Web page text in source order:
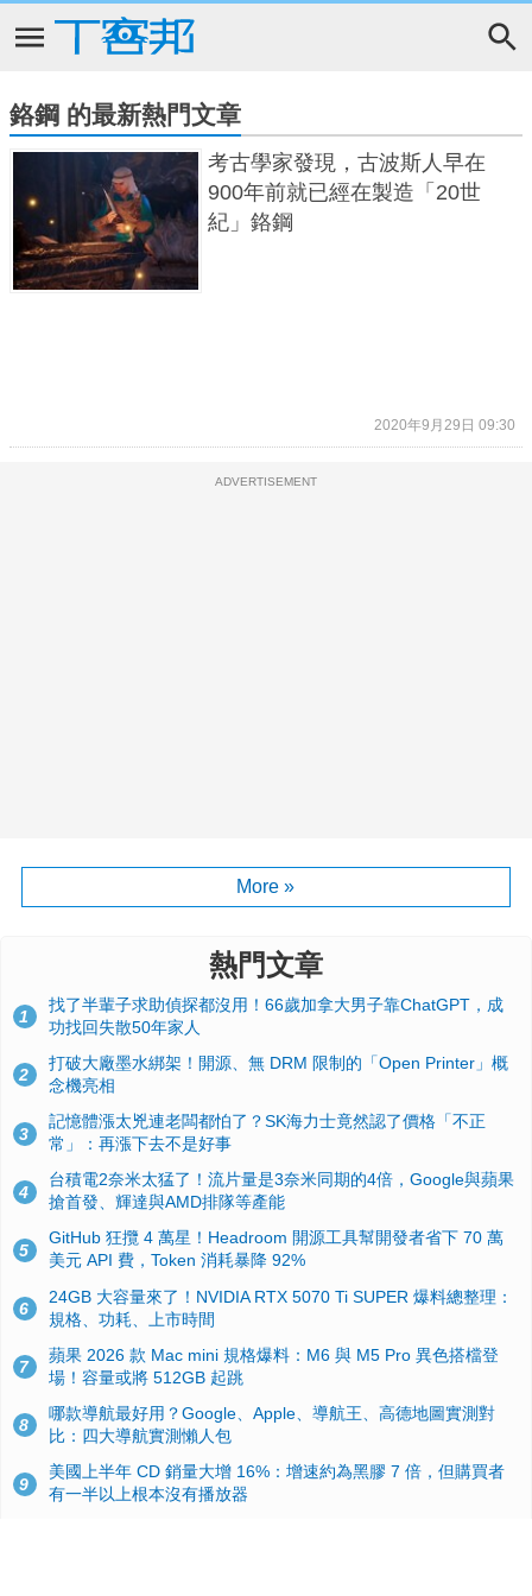
鉻鋼 的最新熱門文章
考古學家發現，古波斯人早在
900年前就已經在製造「20世
紀」鉻鋼
2020年9月29日 09:30
ADVERTISEMENT
More »
熱門文章
1
找了半輩子求助偵探都沒用！66歲加拿大男子靠ChatGPT，成
功找回失散50年家人
2
打破大廠墨水綁架！開源、無 DRM 限制的「Open Printer」概
念機亮相
3
記憶體漲太兇連老闆都怕了？SK海力士竟然認了價格「不正
常」：再漲下去不是好事
4
台積電2奈米太猛了！流片量是3奈米同期的4倍，Google與蘋果
搶首發、輝達與AMD排隊等產能
5
GitHub 狂攬 4 萬星！Headroom 開源工具幫開發者省下 70 萬
美元 API 費，Token 消耗暴降 92%
6
24GB 大容量來了！NVIDIA RTX 5070 Ti SUPER 爆料總整理：
規格、功耗、上市時間
7
蘋果 2026 款 Mac mini 規格爆料：M6 與 M5 Pro 異色搭檔登
場！容量或將 512GB 起跳
8
哪款導航最好用？Google、Apple、導航王、高德地圖實測對
比：四大導航實測懶人包
9
美國上半年 CD 銷量大增 16%：增速約為黑膠 7 倍，但購買者
有一半以上根本沒有播放器